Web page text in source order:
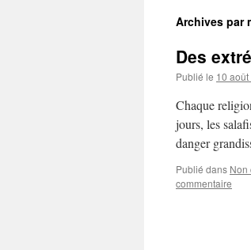
Archives par
Des
Publié le 10
Chaque
jours, les
danger
Publié dans Non
commentaire